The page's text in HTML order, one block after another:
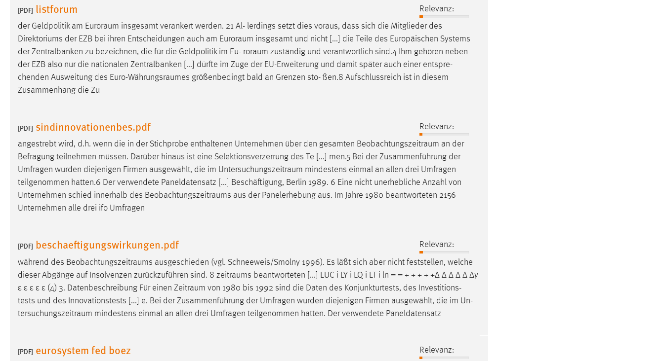
[PDF] listforum
Relevanz:
der Geldpolitik am Euroraum insgesamt verankert werden. 21 Al- lerdings setzt dies voraus, dass sich die Mitglieder des
Direktoriums der EZB bei ihren Entscheidungen auch am Euroraum insgesamt und nicht [...] die Teile des Europäischen Systems
der Zentralbanken zu bezeichnen, die für die Geldpolitik im Eu- roraum zuständig und verantwortlich sind.4 Ihm gehören neben
der EZB also nur die nationalen Zentralbanken [...] dürfte im Zuge der EU-Erweiterung und damit später auch einer entspre-
chenden Ausweitung des Euro-Währungsraumes größenbedingt bald an Grenzen sto- ßen.8 Aufschlussreich ist in diesem
Zusammenhang die Zu
[PDF] sindinnovationenbes.pdf
Relevanz:
angestrebt wird, d.h. wenn die in der Stichprobe enthaltenen Unternehmen über den gesamten Beobachtungszeitraum an der
Befragung teilnehmen müssen. Darüber hinaus ist eine Selektionsverzerrung des Te [...] men.5 Bei der Zusammenführung der
Umfragen wurden diejenigen Firmen ausgewählt, die im Untersuchungszeitraum mindestens einmal an allen drei Umfragen
teilgenommen hatten.6 Der verwendete Paneldatensatz [...] Beschäftigung, Berlin 1989. 6 Eine nicht unerhebliche Anzahl von
Unternehmen schied innerhalb des Beobachtungszeitraums aus der Panelerhebung aus. Im Jahre 1980 beantworteten 2156
Unternehmen alle drei ifo Umfragen
[PDF] beschaeftigungswirkungen.pdf
Relevanz:
während des Beobachtungszeitraums ausgeschieden (vgl. Schneeweis/Smolny 1996). Es läßt sich aber nicht feststellen, welche
dieser Abgänge auf Insolvenzen zurückzuführen sind. 8 zeitraums beantworteten [...] LUC i LY i LQ i LT i ln = = + + + + +∆ ∆ ∆ ∆ ∆ ∆γ
ε ε ε ε ε (4) 3. Datenbeschreibung Für einen Zeitraum von 1980 bis 1992 sind die Daten des Konjunkturtests, des Investitions-
tests und des Innovationstests [...] e. Bei der Zusammenführung der Umfragen wurden diejenigen Firmen ausgewählt, die im Un-
tersuchungszeitraum mindestens einmal an allen drei Umfragen teilgenommen hatten. Der verwendete Paneldatensatz
[PDF] eurosystem fed boez
Relevanz:
Performance
Name: staticfilecache
Zweck:
Für performante Seitenauslieferung wird
in diesem Cookie gespeichert, ob man
eingeloggt ist.
Name: site-language-preference
Zweck:
Das Cookie speichert die gewählte
Sprache der Website.
Cookie Laufzeit:
Chat
5e9dbeb1811c0446
Zweck:
Wird benötigt um die Chatfunktion
nutzen zu können.
Cookie Laufzeit:
style-5e9dbeb1811c0446 =
Sitzungslaufzeit, mibew_locale = 3
Login